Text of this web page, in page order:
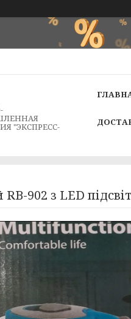
"ЭКСПРЕСС-
902 з LED